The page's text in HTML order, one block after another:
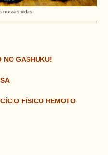
nossas vidas
NO GASHUKU!
FÍSICO REMOTO